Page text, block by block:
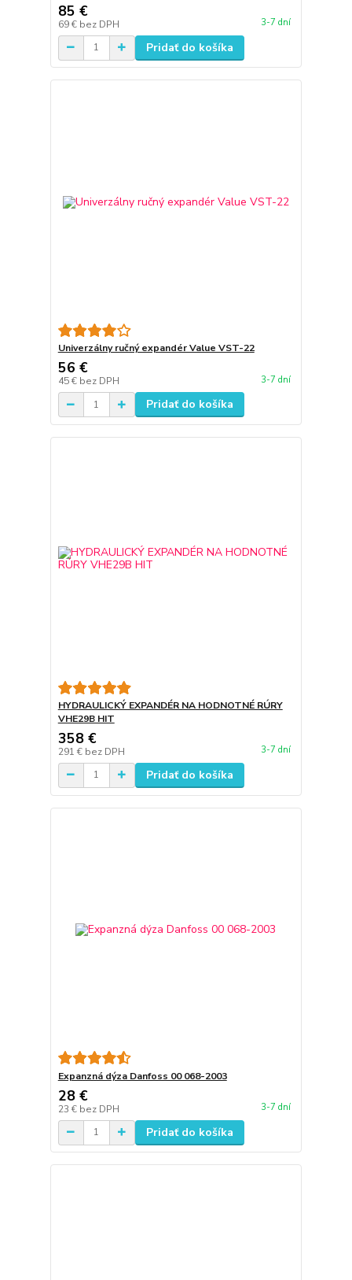
85 €
69 € bez DPH 3-7 dní
Pridať do košíka
Univerzálny ručný expandér Value VST-22
56 €
45 € bez DPH 3-7 dní
Pridať do košíka
HYDRAULICKÝ EXPANDÉR NA HODNOTNÉ RÚRY
VHE29B HIT
358 €
291 € bez DPH 3-7 dní
Pridať do košíka
Expanzná dýza Danfoss 00 068-2003
28 €
23 € bez DPH 3-7 dní
Pridať do košíka